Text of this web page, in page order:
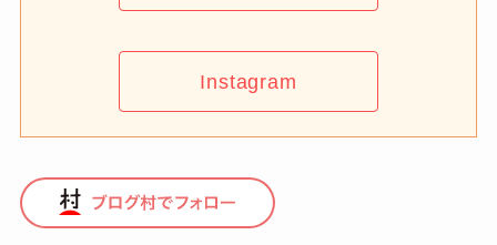
Instagram